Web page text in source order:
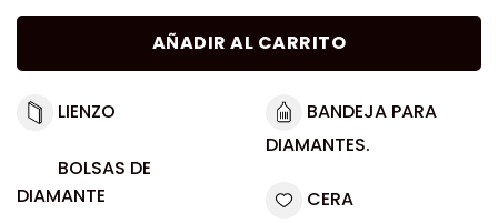
AÑADIR AL CARRITO
LIENZO
BOLSAS DE
DIAMANTE
BANDEJA PARA
DIAMANTES.
CERA